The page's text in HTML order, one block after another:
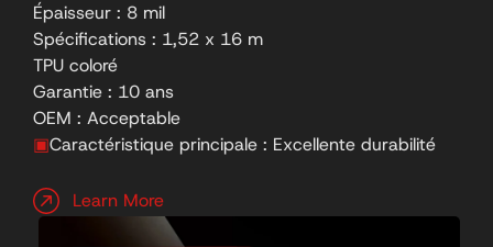
Épaisseur : 8 mil
Spécifications : 1,52 x 16 m
TPU coloré
Garantie : 10 ans
OEM : Acceptable
▣Caractéristique principale : Excellente durabilité
Learn More